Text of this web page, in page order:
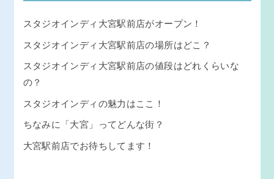
スタジオインディ大宮駅前店がオープン！
スタジオインディ大宮駅前店の場所はどこ？
スタジオインディ大宮駅前店の値段はどれくらいな
の？
スタジオインディの魅力はここ！
ちなみに「大宮」ってどんな街？
大宮駅前店でお待ちしてます！